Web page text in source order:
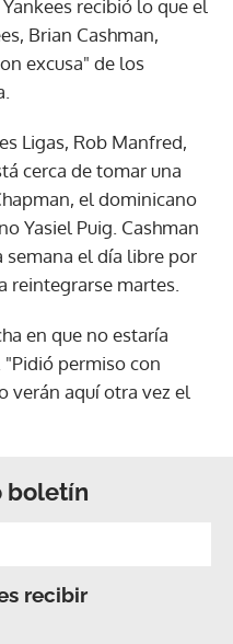
recibió lo que el
Brian Cashman,
excusa" de los
Ligas, Rob Manfred,
cerca de tomar una
el dominicano
Yasiel Puig. Cashman
semana el día libre por
reintegrarse martes.
en que no estaría
permiso con
verán aquí otra vez el
boletín
recibir